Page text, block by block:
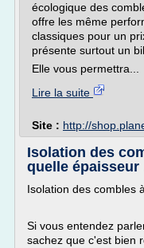
écologique des
offre les même
classiques pour un
présente surtout un
Elle vous permettra...
Lire la suite
Site : http://
Isolation des
quelle épaisseur
Isolation des combles
Si vous entendez
sachez que c'est bien